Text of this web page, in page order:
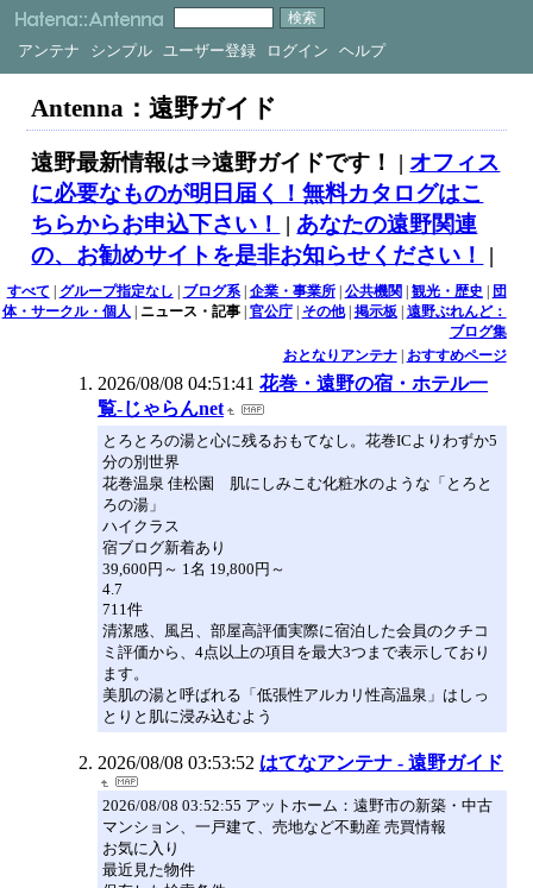
アンテナ シンプル ユーザー登録 ログイン ヘルプ
Antenna：遠野ガイド
遠野最新情報は⇒遠野ガイドです！ | オフィス
に必要なものが明日届く！無料カタログはこ
ちらからお申込下さい！
| あなたの遠野関連
の、お勧めサイトを是非お知らせください！
|
すべて | グループ指定なし | ブログ系| 企業・事業所| 公共機関 | 観光・歴史 | 団
体・サークル・個人 | ニュース・記事| 官公庁| その他| 掲示板| 遠野ぶれんど：
ブログ集
おとなりアンテナ| おすすめページ
2026/08/08 04:51:41 花巻・遠野の宿・ホテル一
覧-じゃらんnet
とろとろの湯と心に残るおもてなし。花巻ICよりわずか5
分の別世界
花巻温泉 佳松園 肌にしみこむ化粧水のような「とろと
ろの湯」
ハイクラス
宿ブログ新着あり
39,600円～ 1名 19,800円～
4.7
711件
清潔感、風呂、部屋高評価実際に宿泊した会員のクチコ
ミ評価から、4点以上の項目を最大3つまで表示しており
ます。
美肌の湯と呼ばれる「低張性アルカリ性高温泉」はしっ
とりと肌に浸み込むよう
2026/08/08 03:53:52 はてなアンテナ - 遠野ガイド
2026/08/08 03:52:55 アットホーム：遠野市の新築・中古
マンション、一戸建て、売地など不動産 売買情報
お気に入り
最近見た物件